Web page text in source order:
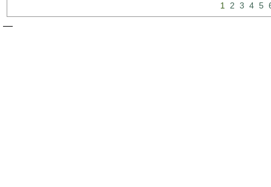
1 2 3 4 5